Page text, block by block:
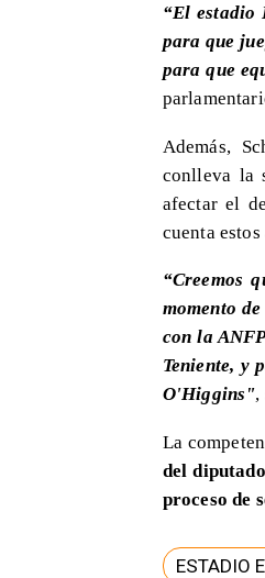
“El estadio
para que
para que
Además,
conlleva la
afectar el
cuenta
“Creemos
momento
con la
Teniente, y
O'Higgins",
La
del
proceso de
ESTADIO